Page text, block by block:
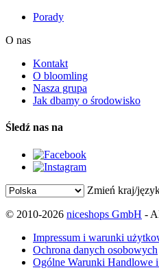
Porady
O nas
Kontakt
O bloomling
Nasza grupa
Jak dbamy o środowisko
Śledź nas na
Zmień kraj/
© 2010-2026 niceshops GmbH -
Impressum i warunki
Ochrona danych osobowych
Ogólne Warunki Handlowe